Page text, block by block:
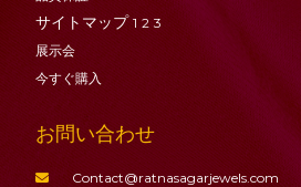
サイトマップ 1 2 3
展示会
今すぐ購入
お問い合わせ
Contact@ratnasagarjewels.com